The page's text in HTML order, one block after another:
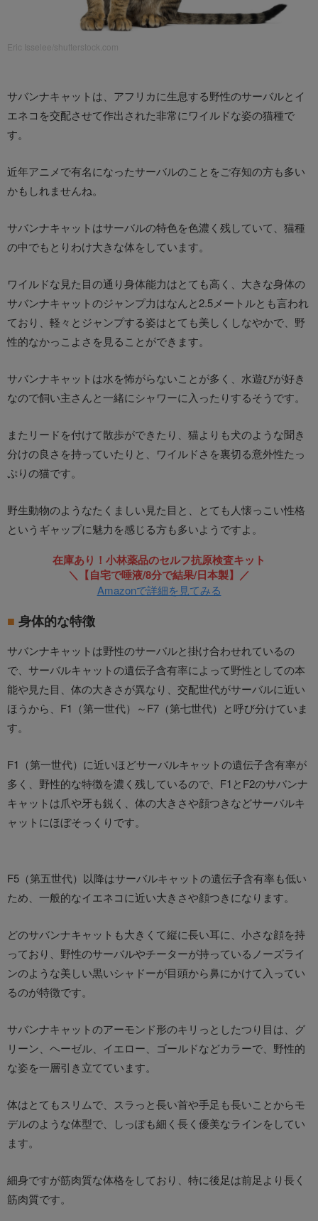
Eric Isselee/shutterstock.com
サバンナキャットは、アフリカに生息する野性のサーバルとイ
エネコを交配させて作出された非常にワイルドな姿の猫種で
す。
近年アニメで有名になったサーバルのことをご存知の方も多い
かもしれませんね。
サバンナキャットはサーバルの特色を色濃く残していて、猫種
の中でもとりわけ大きな体をしています。
ワイルドな見た目の通り身体能力はとても高く、大きな身体の
サバンナキャットのジャンプ力はなんと2.5メートルとも言われ
ており、軽々とジャンプする姿はとても美しくしなやかで、野
性的なかっこよさを見ることができます。
サバンナキャットは水を怖がらないことが多く、水遊びが好き
なので飼い主さんと一緒にシャワーに入ったりするそうです。
またリードを付けて散歩ができたり、猫よりも犬のような聞き
分けの良さを持っていたりと、ワイルドさを裏切る意外性たっ
ぷりの猫です。
野生動物のようなたくましい見た目と、とても人懐っこい性格
というギャップに魅力を感じる方も多いようですよ。
在庫あり！小林薬品のセルフ抗原検査キット
＼【自宅で唾液/8分で結果/日本製】／
Amazonで詳細を見てみる
身体的な特徴
サバンナキャットは野性のサーバルと掛け合わせれているの
で、サーバルキャットの遺伝子含有率によって野性としての本
能や見た目、体の大きさが異なり、交配世代がサーバルに近い
ほうから、F1（第一世代）～F7（第七世代）と呼び分けていま
す。
F1（第一世代）に近いほどサーバルキャットの遺伝子含有率が
多く、野性的な特徴を濃く残しているので、F1とF2のサバンナ
キャットは爪や牙も鋭く、体の大きさや顔つきなどサーバルキ
ャットにほぼそっくりです。
F5（第五世代）以降はサーバルキャットの遺伝子含有率も低い
ため、一般的なイエネコに近い大きさや顔つきになります。
どのサバンナキャットも大きくて縦に長い耳に、小さな顔を持
っており、野性のサーバルやチーターが持っているノーズライ
ンのような美しい黒いシャドーが目頭から鼻にかけて入ってい
るのが特徴です。
サバンナキャットのアーモンド形のキリっとしたつり目は、グ
リーン、ヘーゼル、イエロー、ゴールドなどカラーで、野性的
な姿を一層引き立てています。
体はとてもスリムで、スラっと長い首や手足も長いことからモ
デルのような体型で、しっぽも細く長く優美なラインをしてい
ます。
細身ですが筋肉質な体格をしており、特に後足は前足より長く
筋肉質です。